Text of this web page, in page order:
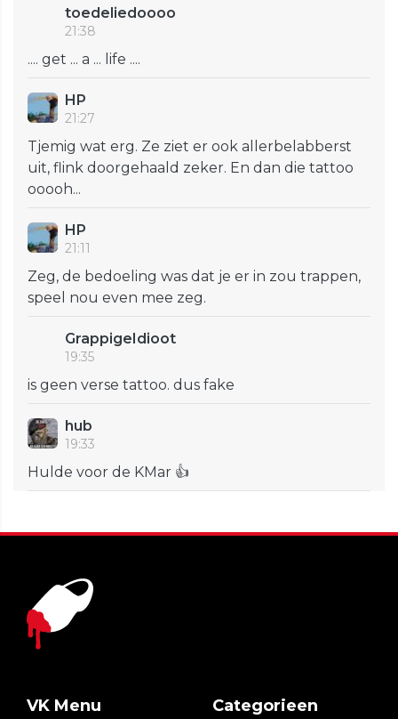
toedeliedoooo
21:38
.... get ... a ... life ....
HP
21:27
Tjemig wat erg. Ze ziet er ook allerbelabberst
uit, flink doorgehaald zeker. En dan die tattoo
ooooh...
HP
21:11
Zeg, de bedoeling was dat je er in zou trappen,
speel nou even mee zeg.
GrappigeIdioot
19:35
is geen verse tattoo. dus fake
hub
19:33
Hulde voor de KMar 👍
VK Menu Categorieen